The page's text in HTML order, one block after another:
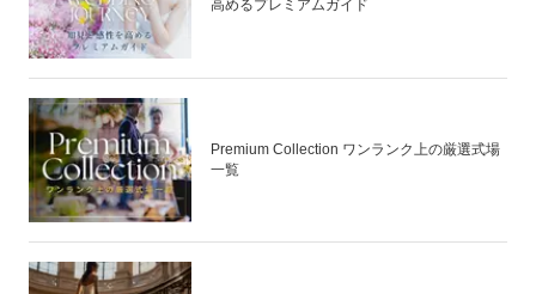
高めるプレミアムガイド
Premium Collection ワンランク上の厳選式場
一覧